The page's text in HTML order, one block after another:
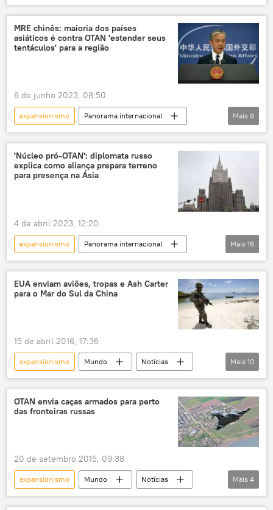
Américas
Ásia e Oceania
Europa
Rússia
Mikhail Gorbachev
Ocidente
China
Ártico
Rota da Seda
Rota Marítima do Norte
Organização do Tratado do Atlântico Norte
neutralidade
geopolítica
tensão geopolítica
comércio
rotas
quebra-gelo
Novo Banco de Desenvolvimento
mudanças climáticas
recursos
recursos naturais
exploração
plataforma continental
MRE chinês: maioria dos países
asiáticos é contra OTAN 'estender seus
tentáculos' para a região
6 de junho 2023, 08:50
expansionismo
Panorama internacional
OTAN
China
Ásia
Ásia-Pacífico
escritório
Japão
expansão
Ocidente ameaça
Mais 9
'Núcleo pró-OTAN': diplomata russo
explica como aliança prepara terreno
para presença na Ásia
4 de abril 2023, 12:20
expansionismo
Panorama internacional
Ásia
Ásia-Pacífico
Pacífico
Indo-Pacífico
aliança
alianças
aliança militar
OTAN
Nova Zelândia
expansão
Mais 16
EUA enviam aviões, tropas e Ash Carter
para o Mar do Sul da China
15 de abril 2016, 17:36
expansionismo Mundo
Notícias
ilhas Spratly
Paracel
mar do Sul da China
Filipinas
Ashton Carter
aviões
Mais 10
OTAN envia caças armados para perto
das fronteiras russas
20 de setembro 2015, 09:38
expansionismo Mundo
Notícias
Europa Oriental
OTAN
Mais 4